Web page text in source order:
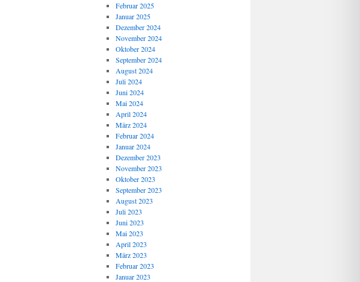
Februar 2025
Januar 2025
Dezember 2024
November 2024
Oktober 2024
September 2024
August 2024
Juli 2024
Juni 2024
Mai 2024
April 2024
März 2024
Februar 2024
Januar 2024
Dezember 2023
November 2023
Oktober 2023
September 2023
August 2023
Juli 2023
Juni 2023
Mai 2023
April 2023
März 2023
Februar 2023
Januar 2023